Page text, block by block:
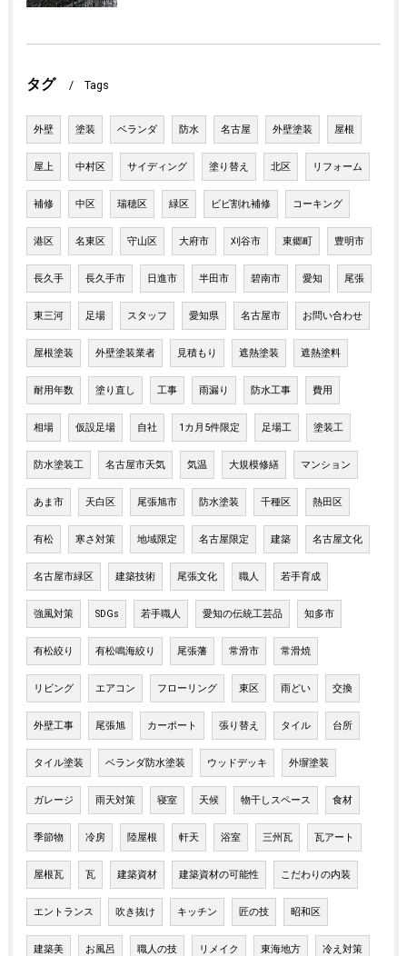
タグ Tags
外壁 塗装 ベランダ 防水 名古屋 外壁塗装 屋根
屋上 中村区 サイディング 塗り替え 北区 リフォーム
補修 中区 瑞穂区 緑区 ビビ割れ補修 コーキング
港区 名東区 守山区 大府市 刈谷市 東郷町 豊明市
長久手 長久手市 日進市 半田市 碧南市 愛知 尾張
東三河 足場 スタッフ 愛知県 名古屋市 お問い合わせ
屋根塗装 外壁塗装業者 見積もり 遮熱塗装 遮熱塗料
耐用年数 塗り直し 工事 雨漏り 防水工事 費用
相場 仮設足場 自社 1カ月5件限定 足場工 塗装工
防水塗装工 名古屋市天気 気温 大規模修繕 マンション
あま市 天白区 尾張旭市 防水塗装 千種区 熱田区
有松 寒さ対策 地域限定 名古屋限定 建築 名古屋文化
名古屋市緑区 建築技術 尾張文化 職人 若手育成
強風対策 SDGs 若手職人 愛知の伝統工芸品 知多市
有松絞り 有松鳴海絞り 尾張藩 常滑市 常滑焼
リビング エアコン フローリング 東区 雨どい 交換
外壁工事 尾張旭 カーポート 張り替え タイル 台所
タイル塗装 ベランダ防水塗装 ウッドデッキ 外塀塗装
ガレージ 雨天対策 寝室 天候 物干しスペース 食材
季節物 冷房 陸屋根 軒天 浴室 三州瓦 瓦アート
屋根瓦 瓦 建築資材 建築資材の可能性 こだわりの内装
エントランス 吹き抜け キッチン 匠の技 昭和区
建築美 お風呂 職人の技 リメイク 東海地方 冷え対策